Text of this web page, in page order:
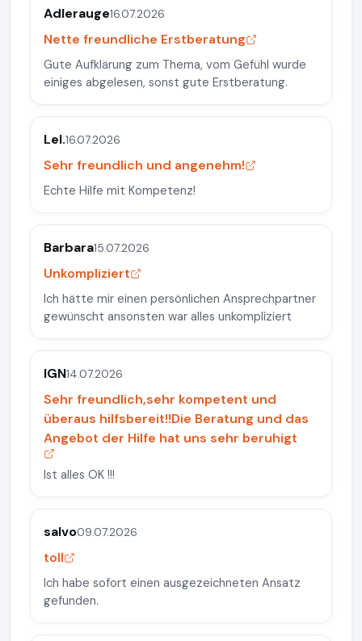
Adlerauge16.07.2026
Nette freundliche Erstberatung
Gute Aufklärung zum Thema, vom Gefühl wurde
einiges abgelesen, sonst gute Erstberatung.
Lel.16.07.2026
Sehr freundlich und angenehm!
Echte Hilfe mit Kompetenz!
Barbara15.07.2026
Unkompliziert
Ich hätte mir einen persönlichen Ansprechpartner
gewünscht ansonsten war alles unkompliziert
IGN14.07.2026
Sehr freundlich,sehr kompetent und
überaus hilfsbereit!!Die Beratung und das
Angebot der Hilfe hat uns sehr beruhigt
Ist alles OK !!!
salvo09.07.2026
toll
Ich habe sofort einen ausgezeichneten Ansatz
gefunden.